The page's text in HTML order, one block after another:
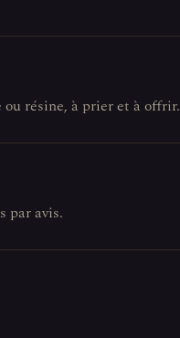
ou résine, à prier et à offrir.
par avis.